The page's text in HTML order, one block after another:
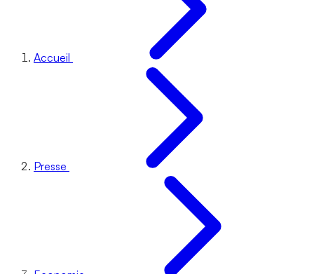
Accueil
Presse